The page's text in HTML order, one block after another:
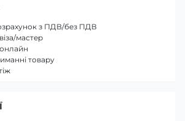
з ПДВ/без ПДВ
мастер
товару